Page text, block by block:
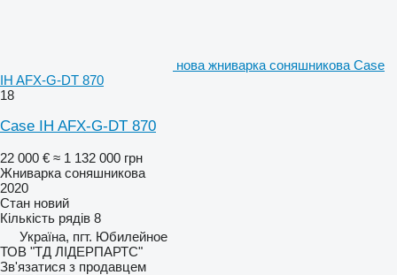
нова жниварка соняшникова Case
IH AFX-G-DT 870
18
Case IH AFX-G-DT 870
22 000 € ≈ 1 132 000 грн
Жниварка соняшникова
2020
Стан новий
Кількість рядів 8
Україна, пгт. Юбилейное
ТОВ "ТД ЛІДЕРПАРТС"
Зв'язатися з продавцем